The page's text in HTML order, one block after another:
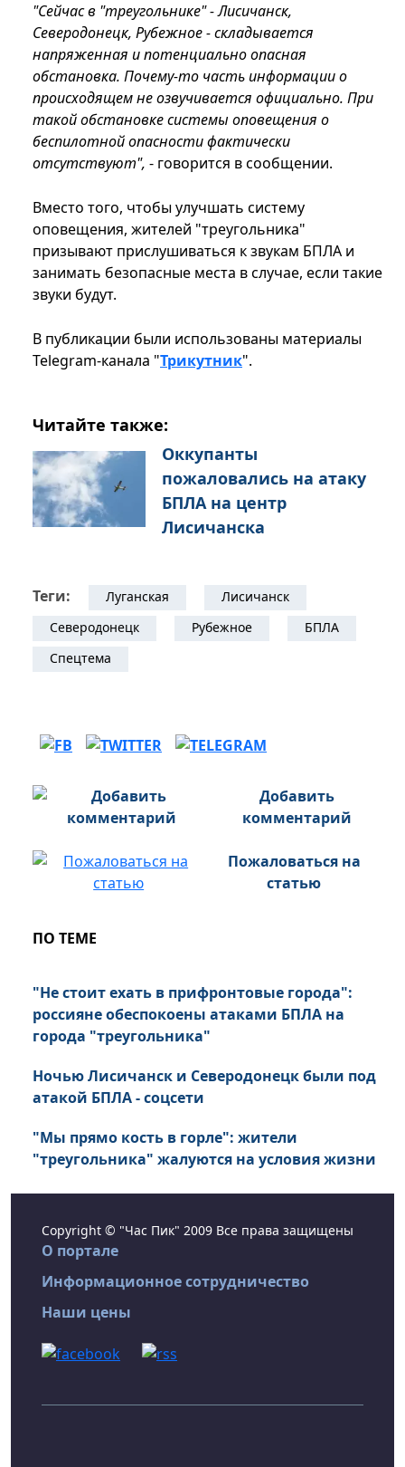
"Сейчас в "треугольнике" - Лисичанск,
Северодонецк, Рубежное - складывается
напряженная и потенциально опасная
обстановка. Почему-то часть информации о
происходящем не озвучивается официально. При
такой обстановке системы оповещения о
беспилотной опасности фактически
отсутствуют", - говорится в сообщении.
Вместо того, чтобы улучшать систему
оповещения, жителей "треугольника"
призывают прислушиваться к звукам БПЛА и
занимать безопасные места в случае, если такие
звуки будут.
В публикации были использованы материалы
Telegram-канала "Трикутник".
Читайте также:
Оккупанты
пожаловались на атаку
БПЛА на центр
Лисичанска
Теги: Луганская
Лисичанск
Северодонецк
Рубежное
БПЛА
Спецтема
Добавить
комментарий
Пожаловаться на
статью
ПО ТЕМЕ
"Не стоит ехать в прифронтовые города":
россияне обеспокоены атаками БПЛА на
города "треугольника"
Ночью Лисичанск и Северодонецк были под
атакой БПЛА - соцсети
"Мы прямо кость в горле": жители
"треугольника" жалуются на условия жизни
Copyright © "Час Пик" 2009 Все права защищены
О портале
Информационное сотрудничество
Наши цены